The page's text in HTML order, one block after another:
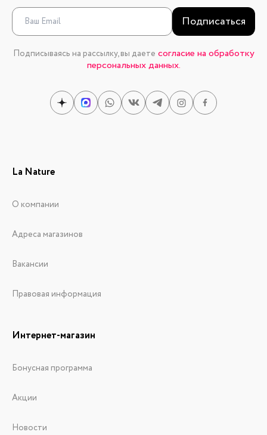
Подписаться
Подписываясь на рассылку, вы даете согласие на обработку
персональных данных.
La Nature
О компании
Адреса магазинов
Вакансии
Правовая информация
Интернет-магазин
Бонусная программа
Акции
Новости